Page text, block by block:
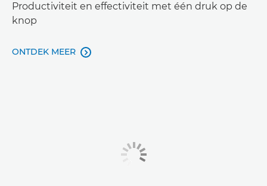
Productiviteit en effectiviteit met één druk op de
knop
ONTDEK MEER 